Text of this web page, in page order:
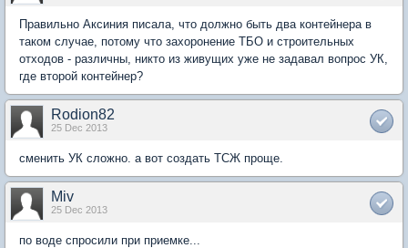
Правильно Аксиния писала, что должно быть два контейнера в
таком случае, потому что захоронение ТБО и строительных
отходов - различны, никто из живущих уже не задавал вопрос УК,
где второй контейнер?
Rodion82
25 Dec 2013
сменить УК сложно. а вот создать ТСЖ проще.
Miv
25 Dec 2013
по воде спросили при приемке...